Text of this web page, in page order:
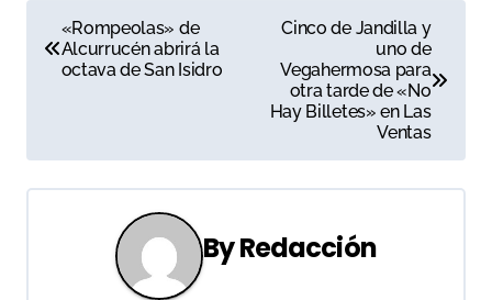
a
e
g
«Rompeolas» de
Alcurrucén abrirá la
octava de San Isidro
Cinco de Jandilla y
uno de
Vegahermosa para
otra tarde de «No
Hay Billetes» en Las
Ventas
ByRedacción